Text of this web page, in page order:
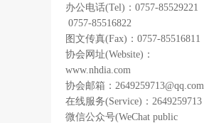
办公电话(Tel)：0757-85529221
0757-85516822
图文传真(Fax)：0757-85516811
协会网址(Website)：
www.nhdia.com
协会邮箱：2649259713@qq.com
在线服务(Service)：2649259713
微信公众号(WeChat public